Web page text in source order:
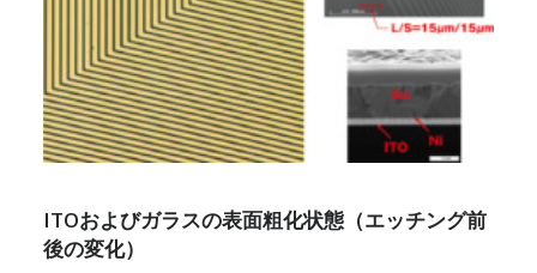
ITOおよびガラスの表面粗化状態（エッチング前
後の変化）